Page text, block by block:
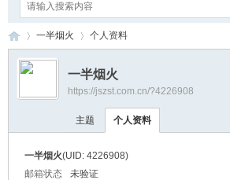
›
一半烟火 个人资料
一半烟火
https://jszst.com.cn/?4226908
主题 个人资料
一半烟火(UID: 4226908)
邮箱状态
未验证